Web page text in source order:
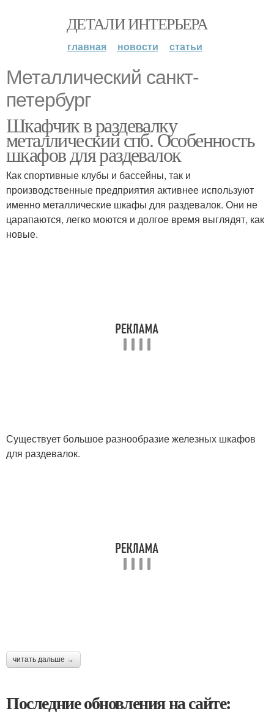
ДЕТАЛИ ИНТЕРЬЕРА
главная новости статьи
Металлический санкт-
петербург
Шкафчик в раздевалку
металлический спб. Особенность
шкафов для раздевалок
Как спортивные клубы и бассейны, так и
производственные предприятия активнее используют
именно металлические шкафы для раздевалок. Они не
царапаются, легко моются и долгое время выглядят, как
новые.
Существует большое разнообразие железных шкафов
для раздевалок.
читать дальше →
Последние обновления на сайте: